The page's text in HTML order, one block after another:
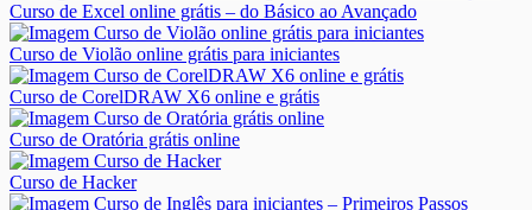
Curso de Excel online grátis – do Básico ao Avançado
Curso de Violão online grátis para iniciantes
Curso de CorelDRAW X6 online e grátis
Curso de Oratória grátis online
Curso de Hacker